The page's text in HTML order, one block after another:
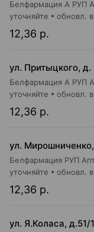
Белфармация А РУП
12,36 р.
уточняйте обновл.
ул. Притыцкого, д.
Белфармация А РУП
12,36 р.
уточняйте обновл.
ул.
Белфармация РУП
12,36 р.
уточняйте обновл.
ул. Я.Коласа, д.51/1